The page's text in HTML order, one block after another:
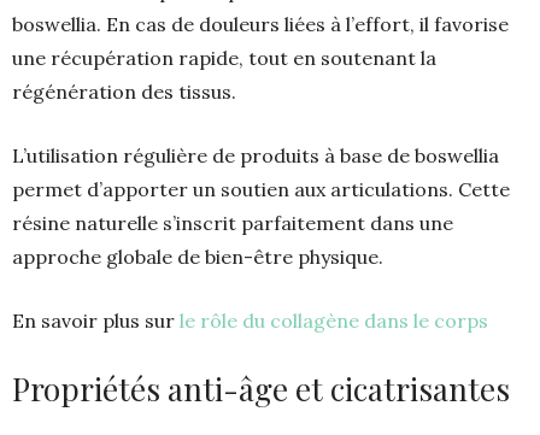
boswellia. En cas de douleurs liées à l’effort, il favorise
une récupération rapide, tout en soutenant la
régénération des tissus.
L’utilisation régulière de produits à base de boswellia
permet d’apporter un soutien aux articulations. Cette
résine naturelle s’inscrit parfaitement dans une
approche globale de bien-être physique.
En savoir plus sur le rôle du collagène dans le corps
Propriétés anti-âge et cicatrisantes